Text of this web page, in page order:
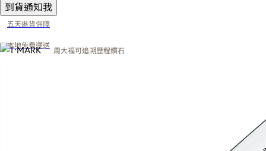
到貨通知我
五天退貨保障
本地免費運送
周大福可追溯歷程鑽石